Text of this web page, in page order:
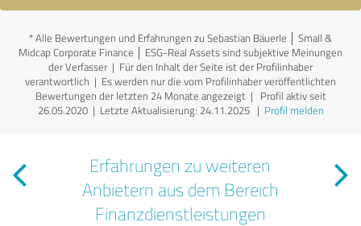
*Alle Bewertungen und Erfahrungen zu Sebastian Bäuerle │ Small &
Midcap Corporate Finance │ ESG-Real Assets sind subjektive Meinungen
der Verfasser | Für den Inhalt der Seite ist der Profilinhaber
verantwortlich | Es werden nur die vom Profilinhaber veröffentlichten
Bewertungen der letzten 24 Monate angezeigt | Profil aktiv seit
26.05.2020 | Letzte Aktualisierung: 24.11.2025| Profil melden
Erfahrungen zu weiteren
Anbietern aus dem Bereich
Finanzdienstleistungen